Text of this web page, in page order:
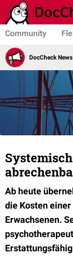
Community
DocCheck News
Ab heute
die Kosten
Erwachsenen.